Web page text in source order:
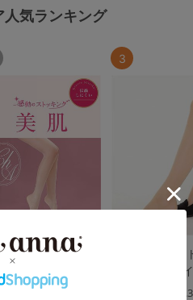
人気ランキング
のストッキング・
]素肌感ファンデ級
にくいストッキ
3
[着圧]感動のス
ング(大きいサ
4.3